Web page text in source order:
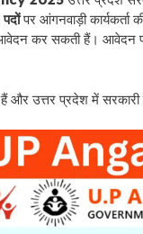
पर आंगनवाड़ी कार्यकर्ता की
कर सकती हैं। आवेदन
और उत्तर प्रदेश में